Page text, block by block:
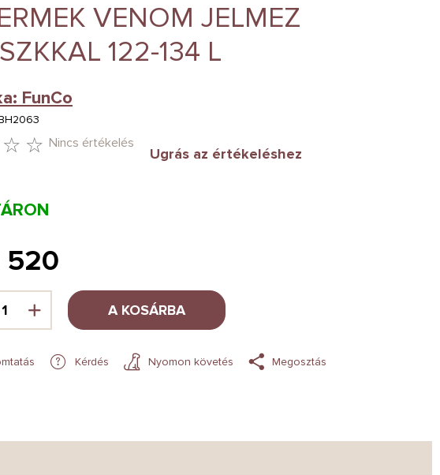
VENOM JELMEZ
122-134 L
Nincs értékelés
Ugrás az értékeléshez
FunCo
520
A KOSÁRBA
Kérdés Nyomon követés Megosztás